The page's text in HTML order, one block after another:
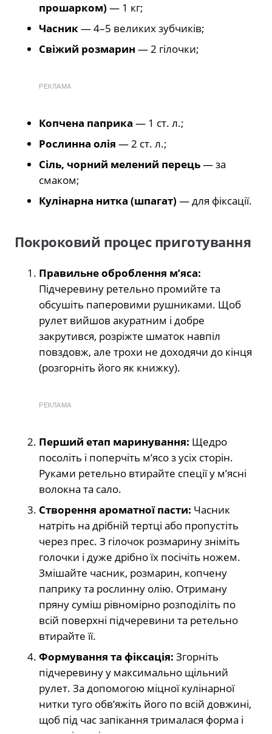
прошарком) — 1 кг;
Часник— 4–5 великих зубчиків;
Свіжий розмарин — 2 гілочки;
РЕКЛАМА
Копчена паприка — 1 ст. л.;
Рослинна олія — 2 ст. л.;
Сіль, чорний мелений перець— за
смаком;
Кулінарна нитка (шпагат) — для фіксації.
Покроковий процес приготування
Правильне оброблення м’яса:
Підчеревину ретельно промийте та
обсушіть паперовими рушниками. Щоб
рулет вийшов акуратним і добре
закрутився, розріжте шматок навпіл
повздовж, але трохи не доходячи до кінця
(розгорніть його як книжку).
РЕКЛАМА
Перший етап маринування: Щедро
посоліть і поперчіть м’ясо з усіх сторін.
Руками ретельно втирайте спеції у м’ясні
волокна та сало.
Створення ароматної пасти: Часник
натріть на дрібній тертці або пропустіть
через прес. З гілочок розмарину зніміть
голочки і дуже дрібно їх посічіть ножем.
Змішайте часник, розмарин, копчену
паприку та рослинну олію. Отриману
пряну суміш рівномірно розподіліть по
всій поверхні підчеревини та ретельно
втирайте її.
Формування та фіксація: Згорніть
підчеревину у максимально щільний
рулет. За допомогою міцної кулінарної
нитки туго обв’яжіть його по всій довжині,
щоб під час запікання трималася форма і